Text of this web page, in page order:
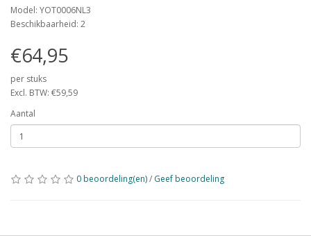
Model: YOT0006NL3
Beschikbaarheid: 2
€64,95
per stuks
Excl. BTW: €59,59
Aantal
0 beoordeling(en)/ Geef beoordeling